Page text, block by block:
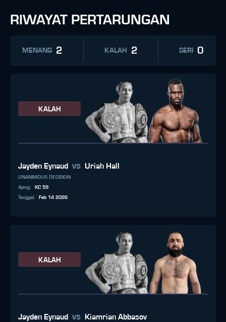
RIWAYAT PERTARUNGAN
MENANG 2 KALAH 2 SERI 0
KALAH
Jayden Eynaud vs Uriah Hall
UNANIMOUS DECISION
Ajang:
KC 59
Tanggal : Feb 14 2026
KALAH
Jayden Eynaud vs Kiamrian Abbasov